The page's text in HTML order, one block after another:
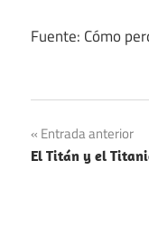
Fuente: Cómo
Navegación
de
Entrada anterior
El Titán y el